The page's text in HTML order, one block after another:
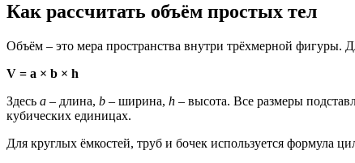
Как рассчитать объём простых тел
Объём – это мера пространства внутри трёхмерной фигуры.
V = a × b × h
Здесь a – длина, b – ширина, h – высота. Все размеры
кубических единицах.
Для круглых ёмкостей, труб и бочек используется формула